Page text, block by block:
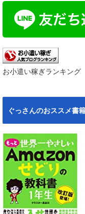
お小遣い稼ぎランキング
ぐっさんのおススメ書